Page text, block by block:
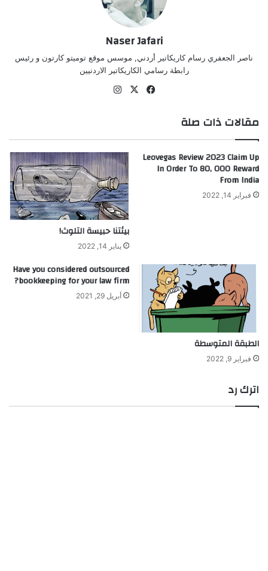
Naser Jafari
ناصر الجعفري رسام كاريكاتير أردني, موسس موقع توميتو كارتون و رئيس
رابطة رسامي الكاريكاتير الاردنيين
فيسبوك
‫X
مقالات ذات صلة
Leovegas Review 2023 Claim Up
In Order To 80, 000 Reward
From India
فبراير 14, 2022
بيئتنا حبيسة التلوث!
يناير 14, 2022
الطبقة المتوسطة
فبراير 9, 2022
Have you considered outsourced
bookkeeping for your law firm?
أبريل 29, 2021
اترك رد